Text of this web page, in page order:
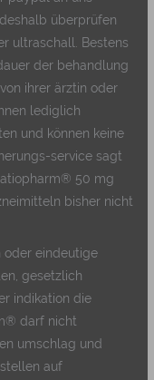
überprüfen
ultraschall. Bestens
der behandlung
ihrer ärztin oder
lediglich
und können keine
service sagt
50 mg
bisher nicht
oder eindeutige
gesetzlich
indikation die
darf nicht
umschlag und
auf